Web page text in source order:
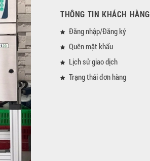
THÔNG TIN KHÁCH HÀNG
Đăng nhập/Đăng ký
Quên mật khẩu
Lịch sử giao dịch
Trạng thái đơn hàng